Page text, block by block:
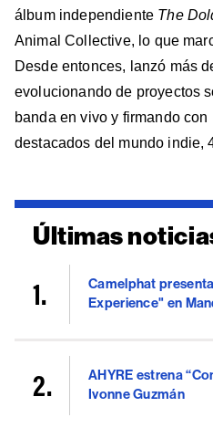
álbum independiente The
Animal Collective, lo que
Desde entonces, lanzó más
evolucionando de proyectos
banda en vivo y firmando
destacados del mundo indie,
Últimas
Camelphat
Experience" en
AHYRE estrena
Ivonne Guzmán